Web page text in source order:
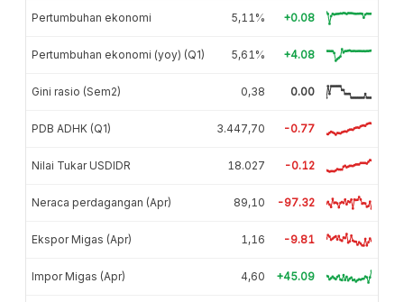
Pertumbuhan ekonomi 5,11% +0.08
Pertumbuhan ekonomi (yoy) (Q1) 5,61% +4.08
Gini rasio (Sem2) 0,38 0.00
PDB ADHK (Q1) 3.447,70 -0.77
Nilai Tukar USDIDR 18.027 -0.12
Neraca perdagangan (Apr) 89,10 -97.32
Ekspor Migas (Apr) 1,16 -9.81
Impor Migas (Apr) 4,60 +45.09